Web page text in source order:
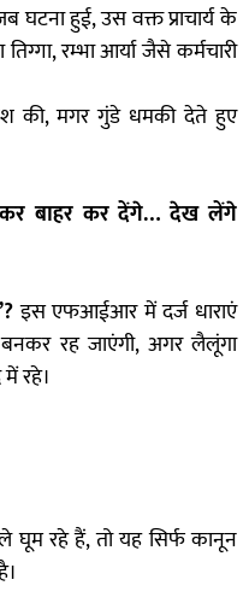
घटना हुई, उस वक्त प्राचार्य के
रम्भा आर्या जैसे कर्मचारी
की, मगर गुंडे धमकी देते हुए
बाहर कर देंगे… देख लेंगे
इस एफआईआर में दर्ज धाराएं
रह जाएंगी, अगर लैलूंगा
रहे।
घूम रहे हैं, तो यह सिर्फ कानून